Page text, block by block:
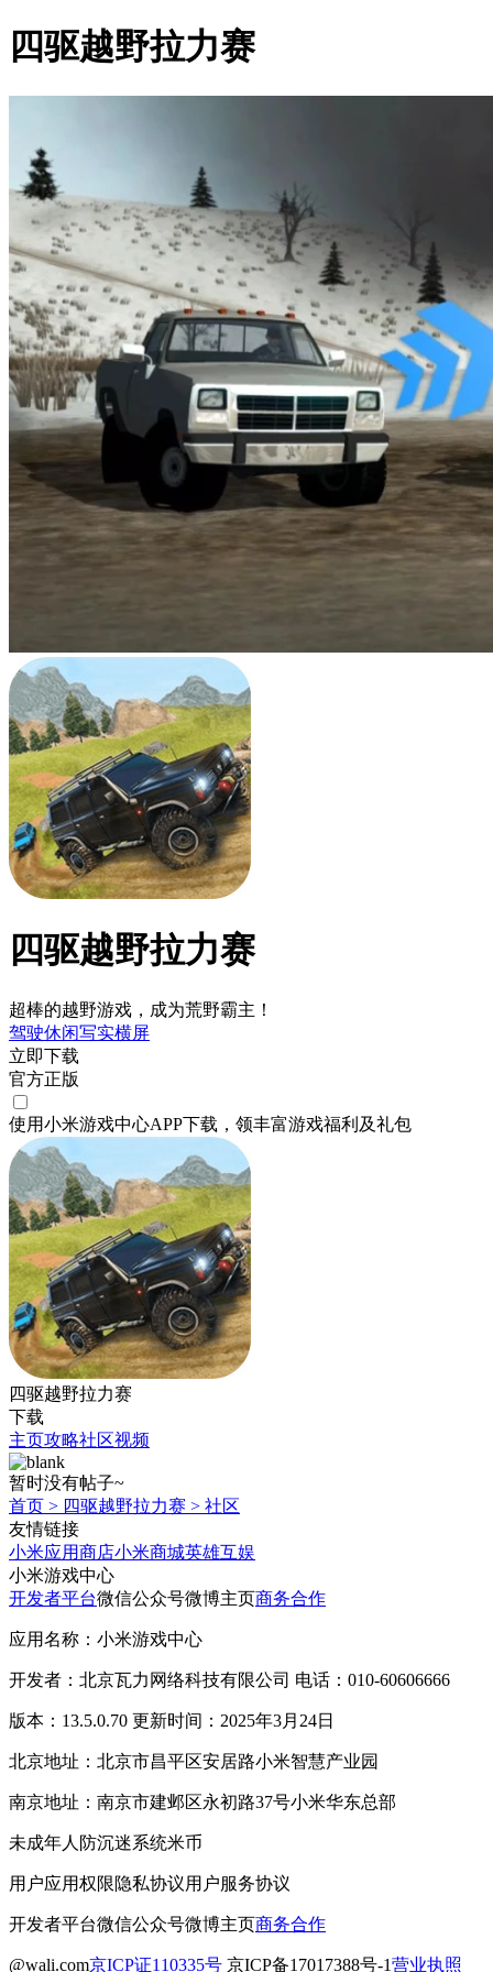
四驱越野拉力赛
四驱越野拉力赛
超棒的越野游戏，成为荒野霸主！
驾驶休闲写实横屏
立即下载
官方正版
使用小米游戏中心APP下载 ，领丰富游戏福利 及礼包
四驱越野拉力赛
下载
主页攻略社区视频
暂时没有帖子~
首页 > 四驱越野拉力赛 > 社区
友情链接
小米应用商店小米商城英雄互娱
小米游戏中心
开发者平台微信公众号微博主页商务合作
应用名称：小米游戏中心
开发者：北京瓦力网络科技有限公司 电话：010-60606666
版本：13.5.0.70 更新时间：2025年3月24日
北京地址：北京市昌平区安居路小米智慧产业园
南京地址：南京市建邺区永初路37号小米华东总部
未成年人防沉迷系统米币
用户应用权限隐私协议用户服务协议
开发者平台微信公众号微博主页商务合作
@wali.com京ICP证110335号 京ICP备17017388号-1营业执照